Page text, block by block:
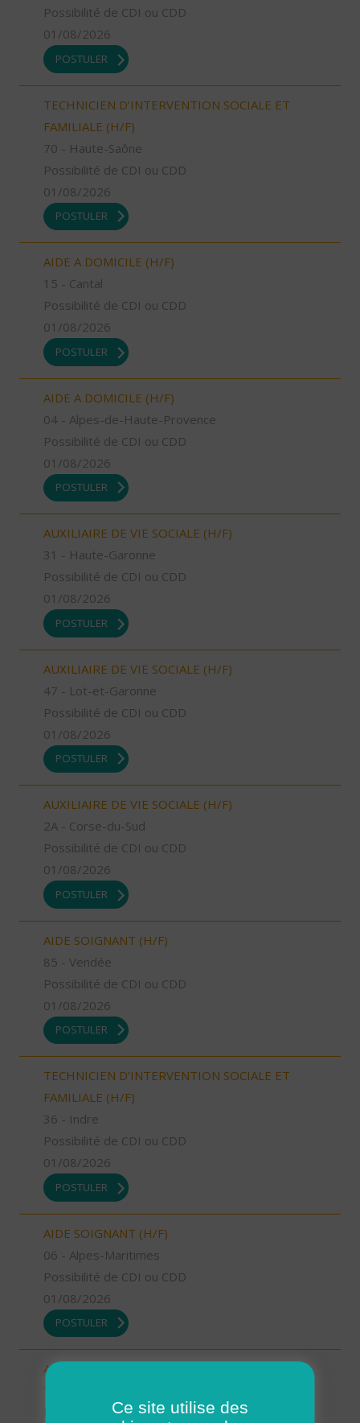
Possibilité de CDI ou CDD
01/08/2026
POSTULER
TECHNICIEN D’INTERVENTION SOCIALE ET
FAMILIALE (H/F)
70 - Haute-Saône
Possibilité de CDI ou CDD
01/08/2026
POSTULER
AIDE A DOMICILE (H/F)
15 - Cantal
Possibilité de CDI ou CDD
01/08/2026
POSTULER
AIDE A DOMICILE (H/F)
04 - Alpes-de-Haute-Provence
Possibilité de CDI ou CDD
01/08/2026
POSTULER
AUXILIAIRE DE VIE SOCIALE (H/F)
31 - Haute-Garonne
Possibilité de CDI ou CDD
01/08/2026
POSTULER
AUXILIAIRE DE VIE SOCIALE (H/F)
47 - Lot-et-Garonne
Possibilité de CDI ou CDD
01/08/2026
POSTULER
AUXILIAIRE DE VIE SOCIALE (H/F)
2A - Corse-du-Sud
Possibilité de CDI ou CDD
01/08/2026
POSTULER
AIDE SOIGNANT (H/F)
85 - Vendée
Possibilité de CDI ou CDD
01/08/2026
POSTULER
TECHNICIEN D’INTERVENTION SOCIALE ET
FAMILIALE (H/F)
36 - Indre
Possibilité de CDI ou CDD
01/08/2026
POSTULER
AIDE SOIGNANT (H/F)
06 - Alpes-Maritimes
Possibilité de CDI ou CDD
01/08/2026
POSTULER
AIDE A DOMICILE (H/F)
Possibilité de CDI ou CDD
Ce site utilise des